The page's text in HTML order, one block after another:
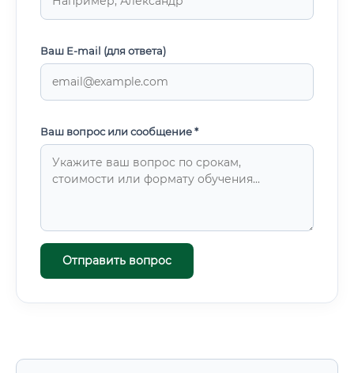
Ваш E-mail (для ответа)
Ваш вопрос или сообщение *
Отправить вопрос